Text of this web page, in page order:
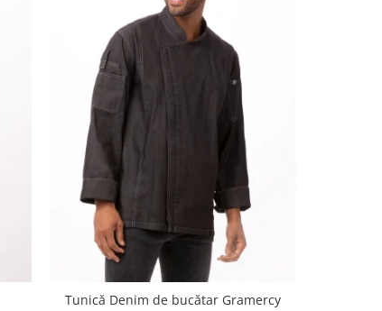
Tunică Denim de bucătar Gramercy